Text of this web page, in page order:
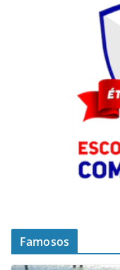
Famosos